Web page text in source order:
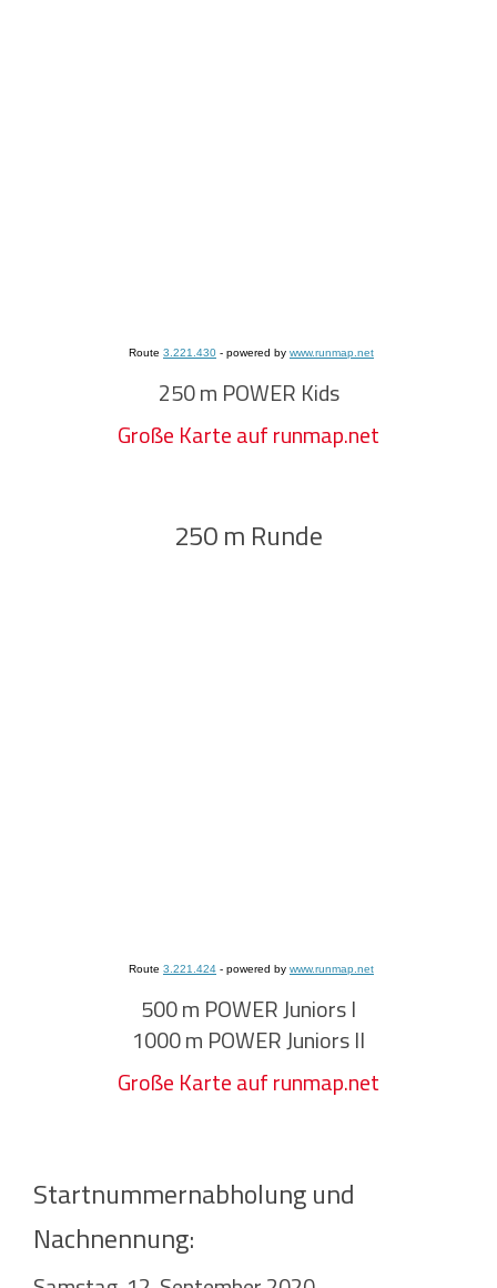
Route 3.221.430 - powered by www.runmap.net
250 m POWER Kids
Große Karte auf runmap.net
250 m Runde
Route 3.221.424 - powered by www.runmap.net
500 m POWER Juniors I
1000 m POWER Juniors II
Große Karte auf runmap.net
Startnummernabholung und
Nachnennung: